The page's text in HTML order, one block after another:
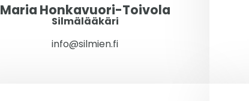
Maria Honkavuori-Toivola
Silmälääkäri
info@silmien.fi